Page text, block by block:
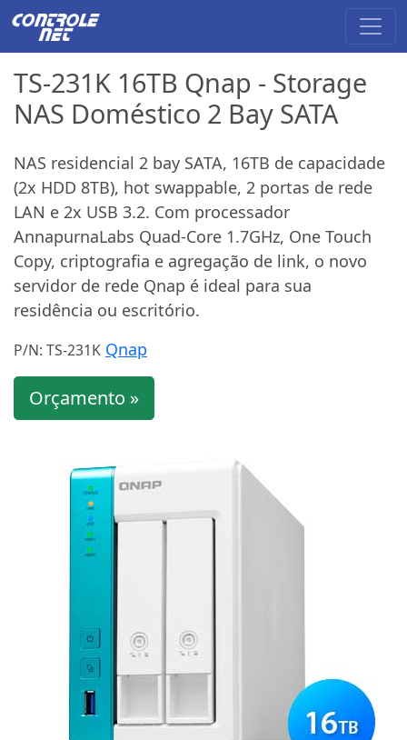
TS-231K 16TB Qnap - Storage
NAS Doméstico 2 Bay SATA
NAS residencial 2 bay SATA, 16TB de capacidade
(2x HDD 8TB), hot swappable, 2 portas de rede
LAN e 2x USB 3.2. Com processador
AnnapurnaLabs Quad-Core 1.7GHz, One Touch
Copy, criptografia e agregação de link, o novo
servidor de rede Qnap é ideal para sua
residência ou escritório.
P/N: TS-231K Qnap
Orçamento »